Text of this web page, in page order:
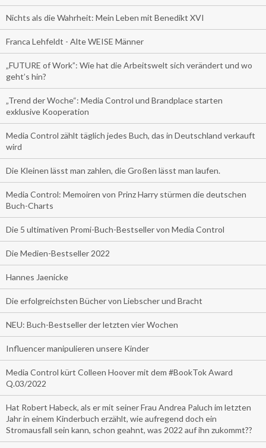
Nichts als die Wahrheit: Mein Leben mit Benedikt XVI
Franca Lehfeldt - Alte WEISE Männer
„FUTURE of Work”: Wie hat die Arbeitswelt sich verändert und wo
geht’s hin?
„Trend der Woche“: Media Control und Brandplace starten
exklusive Kooperation
Media Control zählt täglich jedes Buch, das in Deutschland verkauft
wird
Die Kleinen lässt man zahlen, die Großen lässt man laufen.
Media Control: Memoiren von Prinz Harry stürmen die deutschen
Buch-Charts
Die 5 ultimativen Promi-Buch-Bestseller von Media Control
Die Medien-Bestseller 2022
Hannes Jaenicke
Die erfolgreichsten Bücher von Liebscher und Bracht
NEU: Buch-Bestseller der letzten vier Wochen
Influencer manipulieren unsere Kinder
Media Control kürt Colleen Hoover mit dem #BookTok Award
Q.03/2022
Hat Robert Habeck, als er mit seiner Frau Andrea Paluch im letzten
Jahr in einem Kinderbuch erzählt, wie aufregend doch ein
Stromausfall sein kann, schon geahnt, was 2022 auf ihn zukommt??